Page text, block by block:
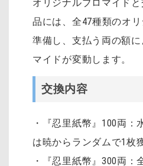
オリジナルブロマイド
品には、全47種類のオ
準備し、支払う両の額
マイドが変動します。
交換内容
・『忍里紙幣』100両：
は暁からランダムで1枚
・『忍里紙幣』300両：